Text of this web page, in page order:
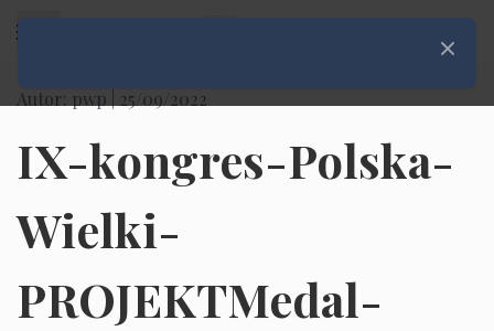
Autor: pwp | 25/09/2022
IX-kongres-Polska-
Wielki-
PROJEKTMedal-
Zamknij